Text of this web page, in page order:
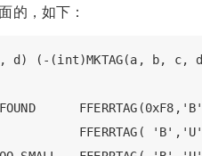
的，如下：
c, d) (-(int)MKTAG(a, b, c,
FFERRTAG(